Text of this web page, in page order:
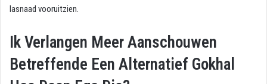
lasnaad vooruitzien.
Ik Verlangen Meer Aanschouwen
Betreffende Een Alternatief Gokhal